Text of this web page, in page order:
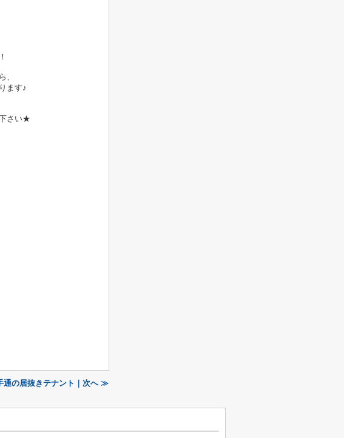
、
ます♪
さい★
通の居抜きテナント｜次へ ≫